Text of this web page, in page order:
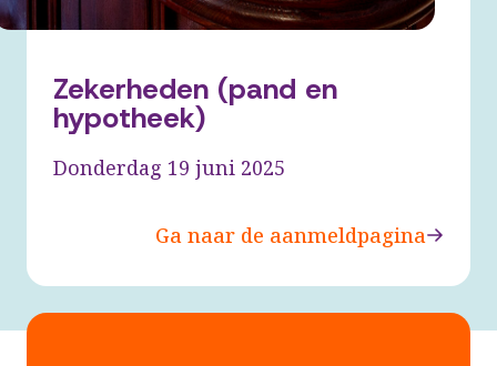
Zekerheden (pand en
hypotheek)
Donderdag 19 juni 2025
Ga naar de aanmeldpagina